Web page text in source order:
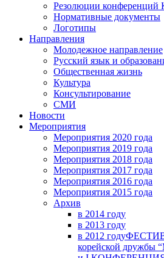
Резолюции
Нормативные документы
Логотипы
Направления
Молодежное направление
Русский язык и
Общественная жизнь
Культура
Консультирование
СМИ
Новости
Мероприятия
Мероприятия 2020 года
Мероприятия 2019 года
Мероприятия 2018 годa
Мероприятия 2017 года
Мероприятия 2016 года
Мероприятия 2015 года
Архив
в 2014 году
в 2013 году
в 2012 году
корейской дружбы